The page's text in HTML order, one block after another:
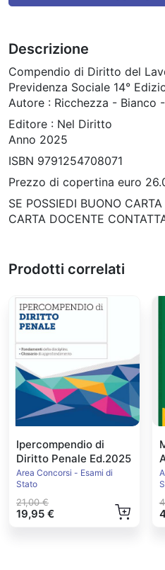
Descrizione
Compendio di Diritto del
Previdenza Sociale 14°
Autore : Ricchezza - Bianco
Editore : Nel Diritto
Anno 2025
ISBN 9791254708071
Prezzo di copertina euro
SE POSSIEDI BUONO
CARTA DOCENTE
Prodotti correlati
Ipercompendio di
Diritto Penale Ed.2025
Area Concorsi - Esami di
Stato
21,00 €
19,95 €